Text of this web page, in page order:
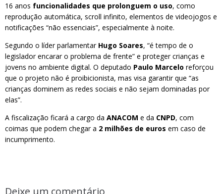
16 anos funcionalidades que prolonguem o uso, como
reprodução automática, scroll infinito, elementos de videojogos e
notificações “não essenciais”, especialmente à noite.
Segundo o líder parlamentar Hugo Soares, “é tempo de o
legislador encarar o problema de frente” e proteger crianças e
jovens no ambiente digital. O deputado Paulo Marcelo reforçou
que o projeto não é proibicionista, mas visa garantir que “as
crianças dominem as redes sociais e não sejam dominadas por
elas”.
A fiscalização ficará a cargo da ANACOM e da CNPD, com
coimas que podem chegar a 2 milhões de euros em caso de
incumprimento.
Deixe um comentário